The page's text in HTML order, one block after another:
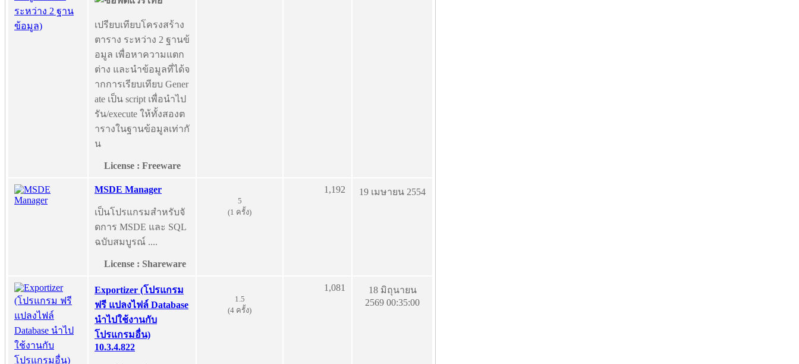
เปรียบเทียบโครงสร้าง
ตาราง ระหว่าง 2 ฐานข้
อมูล เพื่อหาความแตก
ต่าง และนำข้อมูลที่ได้จ
ากการเรียบเทียบ Gener
ate เป็น script เพื่อนำไป
รัน/execute ให้ทั้งสองต
ารางในฐานข้อมูลเท่ากั
น
License : Freeware
MSDE Manager
เป็นโปรแกรมสำหรับจั
ดการ MSDE และ SQL
ฉบับสมบูรณ์ ....
License : Shareware
5
(1 ครั้ง)
1,192 19 เมษายน 2554
Exportizer (โปรแกรม
ฟรี แปลงไฟล์ Database
นำไปใช้งานกับ
โปรแกรมอื่น)
10.3.4.822
1.5
(4 ครั้ง)
1,081
18 มิถุนายน
2569 00:35:00